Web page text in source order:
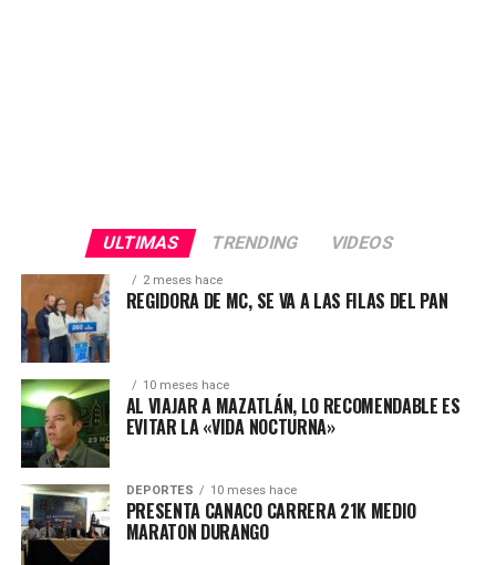
ULTIMAS TRENDING VIDEOS
2 meses hace
REGIDORA DE MC, SE VA A LAS FILAS DEL PAN
10 meses hace
AL VIAJAR A MAZATLÁN, LO RECOMENDABLE ES
EVITAR LA «VIDA NOCTURNA»
DEPORTES 10 meses hace
PRESENTA CANACO CARRERA 21K MEDIO
MARATON DURANGO